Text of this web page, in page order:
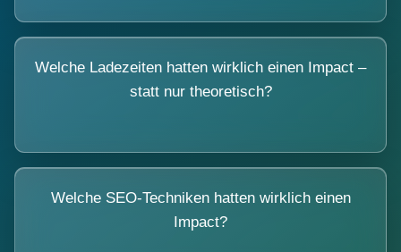
Welche Ladezeiten hatten wirklich einen Impact –
statt nur theoretisch?
Welche SEO-Techniken hatten wirklich einen
Impact?